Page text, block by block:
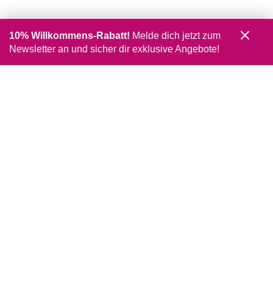
10% Willkommens-Rabatt! Melde dich jetzt zum
Newsletter an und sicher dir exklusive Angebote!